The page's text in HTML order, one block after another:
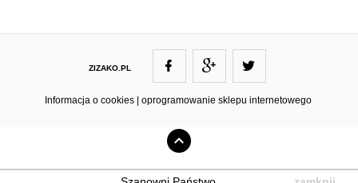
ZIZAKO.PL
Informacja o cookies oprogramowanie sklepu internetowego